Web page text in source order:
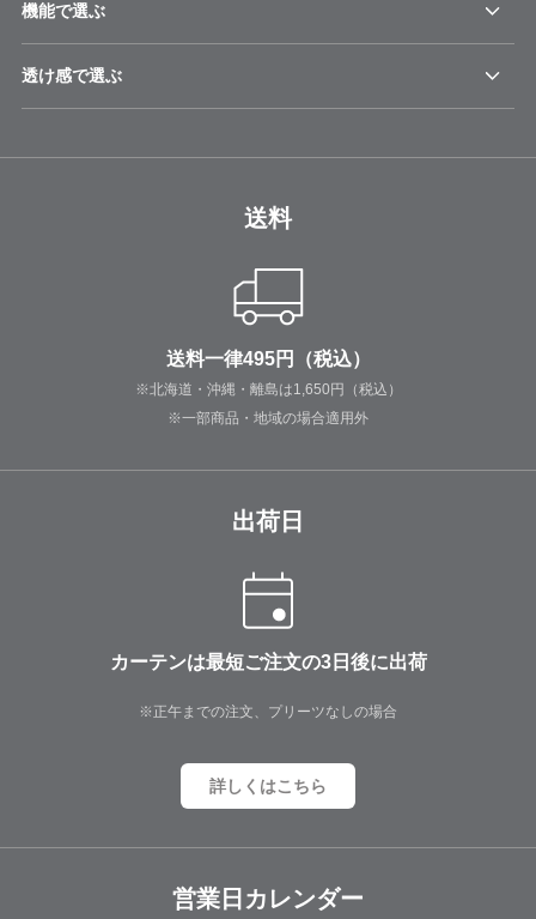
機能で選ぶ
透け感で選ぶ
送料
送料一律495円（税込）
※北海道・沖縄・離島は1,650円（税込）
※一部商品・地域の場合適用外
出荷日
カーテンは最短ご注文の3日後に出荷
※正午までの注文、プリーツなしの場合
詳しくはこちら
営業日カレンダー